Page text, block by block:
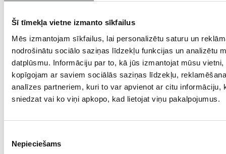
Šī tīmekļa vietne izmanto sīkfailus
Mēs izmantojam sīkfailus, lai personalizētu saturu un
nodrošinātu sociālo saziņas līdzekļu funkcijas un analizētu
datplūsmu. Informāciju par to, kā jūs izmantojat mūsu
kopīgojam ar saviem sociālās saziņas līdzekļu,
analīzes partneriem, kuri to var apvienot ar citu informāciju,
sniedzat vai ko viņi apkopo, kad lietojat viņu pakalpojumus.
izvēle
Nepieciešams
Цепочка 60/5765
Проба: 925, Bес: 1.79
€ 25.00
ДОБАВИТЬ В КОРЗИНУ